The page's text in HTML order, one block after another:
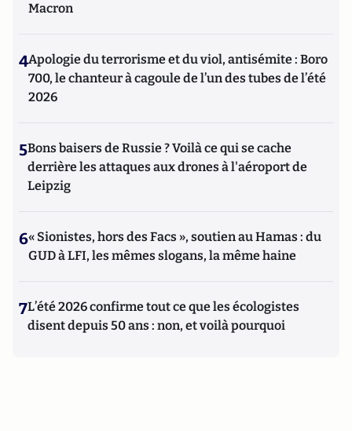
Macron
4Apologie du terrorisme et du viol, antisémite : Boro
700, le chanteur à cagoule de l’un des tubes de l’été
2026
5Bons baisers de Russie ? Voilà ce qui se cache
derrière les attaques aux drones à l'aéroport de
Leipzig
6« Sionistes, hors des Facs », soutien au Hamas : du
GUD à LFI, les mêmes slogans, la même haine
7L’été 2026 confirme tout ce que les écologistes
disent depuis 50 ans : non, et voilà pourquoi